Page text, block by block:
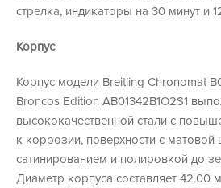
стрелка, индикаторы на 30 минут и
Корпус
Корпус модели Breitling Chronomat
Broncos Edition AB01342B1O2S1
высококачественной стали с
к коррозии, поверхности с
сатинированием и полировкой до
Диаметр корпуса составляет 42.00